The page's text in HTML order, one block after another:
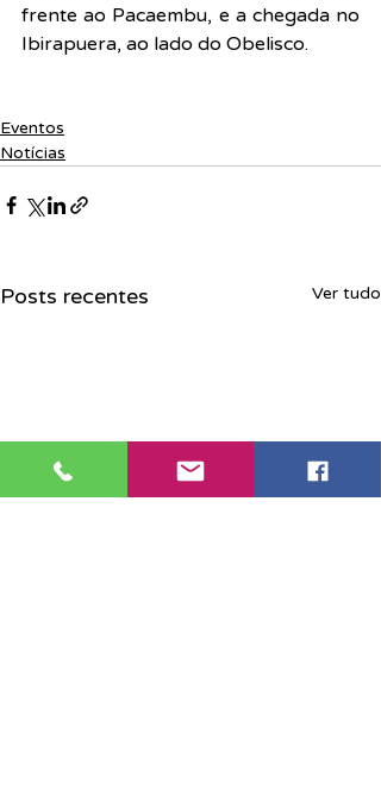
frente ao Pacaembu, e a chegada no
Ibirapuera, ao lado do Obelisco.
Eventos
Notícias
Posts recentes Ver tudo